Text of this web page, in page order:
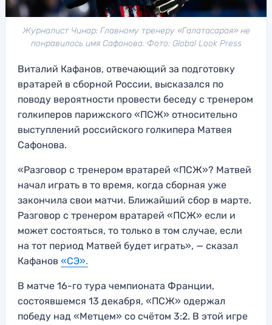
Журналист Чинар: Главному тренеру «Галатасарая» не
понравилось имя Сафонова. Фото: Global Look Press
Виталий Кафанов, отвечающий за подготовку
вратарей в сборной России, высказался по
поводу вероятности провести беседу с тренером
голкиперов парижского «ПСЖ» относительно
выступлений российского голкипера Матвея
Сафонова.
«Разговор с тренером вратарей «ПСЖ»? Матвей
начал играть в то время, когда сборная уже
закончила свои матчи. Ближайший сбор в марте.
Разговор с тренером вратарей «ПСЖ» если и
может состояться, то только в том случае, если
на тот период Матвей будет играть», — сказал
Кафанов «СЭ».
В матче 16-го тура чемпионата Франции,
состоявшемся 13 декабря, «ПСЖ» одержал
победу над «Метцем» со счётом 3:2. В этой игре